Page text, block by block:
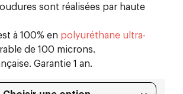
sont réalisées par haute
à 100% en polyuréthane ultra-
de 100 microns.
Garantie 1 an.